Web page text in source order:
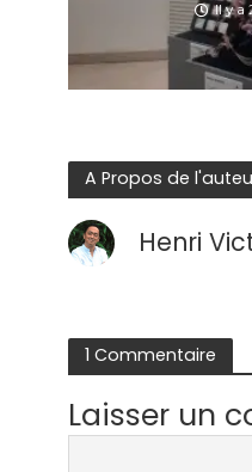
Il y a
A Propos de
Henri
1 Commentaire
Laisser un